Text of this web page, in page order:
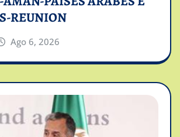
REUNION
Ago 6, 2026